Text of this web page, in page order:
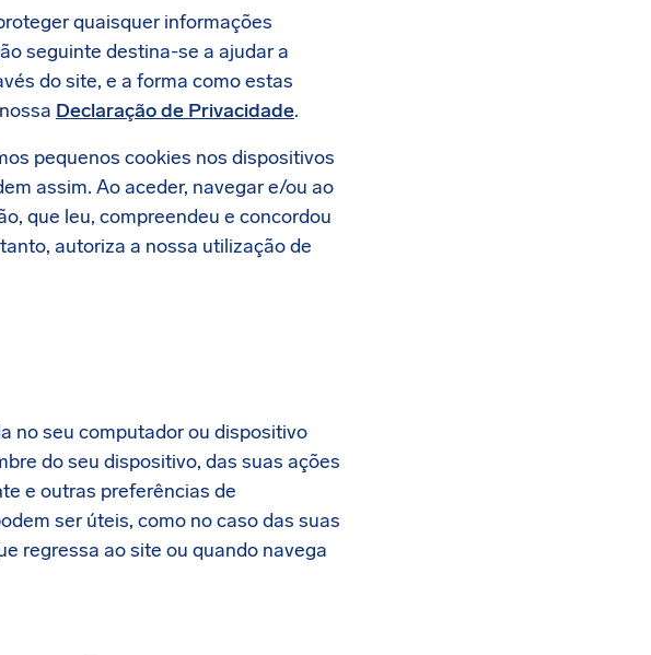
quaisquer informações
seguinte destina-se a ajudar a
do site, e a forma como estas
Declaração de Privacidade.
pequenos cookies nos dispositivos
assim. Ao aceder, navegar e/ou ao
que leu, compreendeu e concordou
autoriza a nossa utilização de
no seu computador ou dispositivo
do seu dispositivo, das suas ações
e outras preferências de
ser úteis, como no caso das suas
regressa ao site ou quando navega